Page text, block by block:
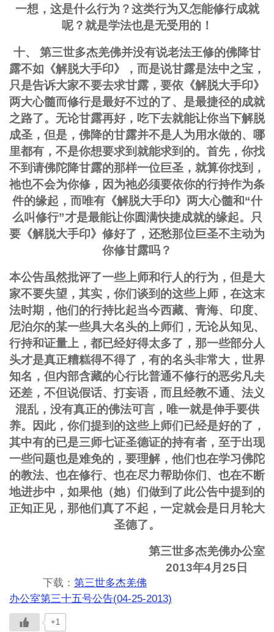
一想，这是什么行为？这类行为又怎能修行成就
呢？就是学法也是无受用的！
十、 第三世多杰羌佛并没有说老法王修的佛降甘
露不如《解脱大手印》，而是说甘露是法中之宝，
只是告诉大家不要去求甘露，要依《解脱大手印》
两大心髓而修行是最好不过的了、是最捷径的成就
之路了。无论甘露再好，吃下去就能让你当下解脱
成圣，但是，佛降的甘露并不是人为用水做的、哪
里都有，不是你想要求到就能求到的。首先，你找
不到请佛陀降甘露的那样一位巨圣，就算你找到，
祂也不会为你修，因为祂必须要依你的行持作为条
件的缘起，而唯有《解脱大手印》两大心髓和“什
么叫修行”才是最能让你圆满快捷成就的缘起。只
要《解脱大手印》修好了，还愁那位巨圣不主动为
你修甘露吗？
本公告虽然批评了一些上师和行人的行为，但是大
家不要失望，其实，你们谈到的这些上师，在这末
法时期，他们的行持比起当今西藏、青海、印度、
尼泊尔的某一些具大名头的上师们，无论从知见、
行持和证量上，都已经好得太多了，那一些部分人
头才是真正糟糕得不得了，有的名头非常大，世界
知名，但内部含藏的心行比普通不修行的恶劣凡夫
还差，不但说假话、打妄语，而且经教不通、法义
混乱，没有真正的佛法可言，唯一就是伸手要供
养。因此，你们提到的这些上师们已经是好的了，
其中有的已是三师七证圣德证的持有者，至于出现
一些问题也是难免的，要理解，他们也在学习佛陀
的教法、也在修行、也在尽力帮助你们、也在不断
地进步中，如果他（她）们做到了此公告中提到的
正知正见，那他们真了不起，一定就会是日月轮大
圣德了。
第三世多杰羌佛办公室
2013年4月25日
下载： 第三世多杰羌佛
办公室第三十五号公告(04-25-2013)
+1